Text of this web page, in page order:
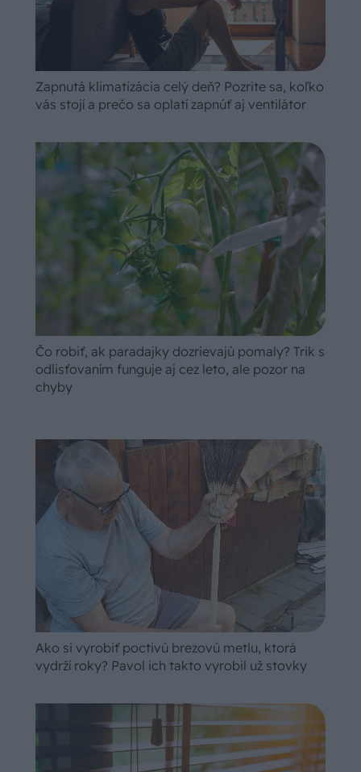
Zapnutá klimatizácia celý deň? Pozrite sa, koľko
vás stojí a prečo sa oplatí zapnúť aj ventilátor
Čo robiť, ak paradajky dozrievajú pomaly? Trik s
odlisťovaním funguje aj cez leto, ale pozor na
chyby
Ako si vyrobiť poctivú brezovú metlu, ktorá
vydrží roky? Pavol ich takto vyrobil už stovky